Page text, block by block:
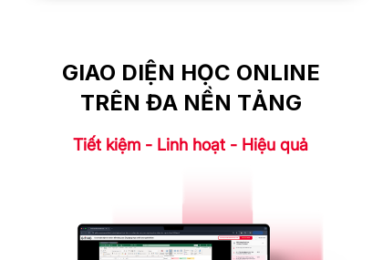
GIAO DIỆN HỌC ONLINE
TRÊN ĐA NỀN TẢNG
Tiết kiệm - Linh hoạt - Hiệu quả